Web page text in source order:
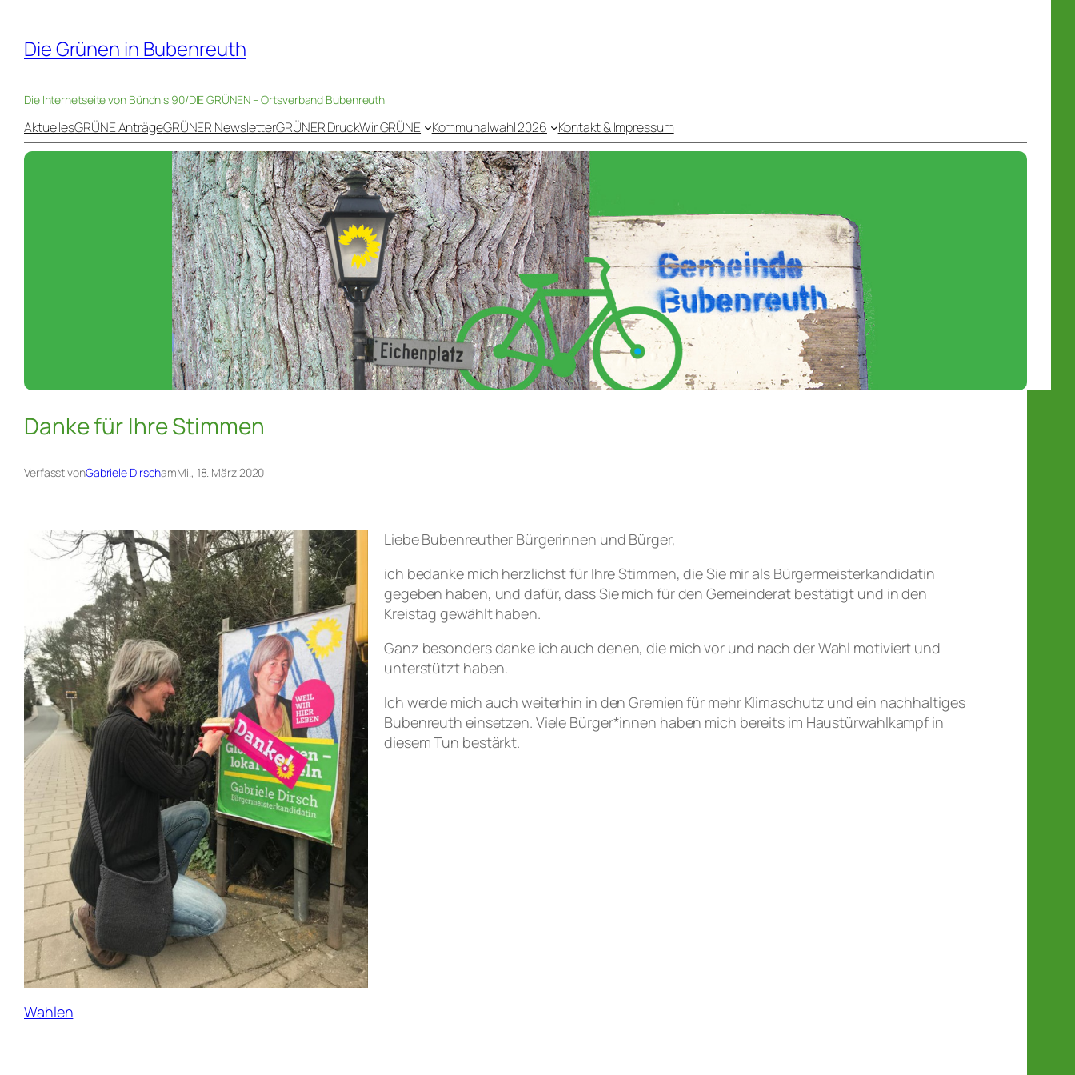
Die Grünen in Bubenreuth
Die Internetseite von Bündnis 90/DIE GRÜNEN – Ortsverband Bubenreuth
AktuellesGRÜNE AnträgeGRÜNER NewsletterGRÜNER DruckWir GRÜNE Kommunalwahl 2026 Kontakt & Impressum
Danke für Ihre Stimmen
Verfasst vonGabriele DirschamMi., 18. März 2020
Liebe Bubenreuther Bürgerinnen und Bürger,
ich bedanke mich herzlichst für Ihre Stimmen, die Sie mir als Bürgermeisterkandidatin
gegeben haben, und dafür, dass Sie mich für den Gemeinderat bestätigt und in den
Kreistag gewählt haben.
Ganz besonders danke ich auch denen, die mich vor und nach der Wahl motiviert und
unterstützt haben.
Ich werde mich auch weiterhin in den Gremien für mehr Klimaschutz und ein nachhaltiges
Bubenreuth einsetzen. Viele Bürger*innen haben mich bereits im Haustürwahlkampf in
diesem Tun bestärkt.
Wahlen